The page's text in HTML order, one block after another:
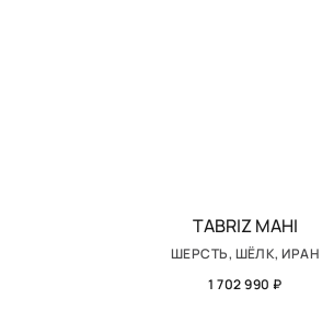
TABRIZ MAHI
ШЕРСТЬ, ШЁЛК, ИРАН
1 702 990 ₽